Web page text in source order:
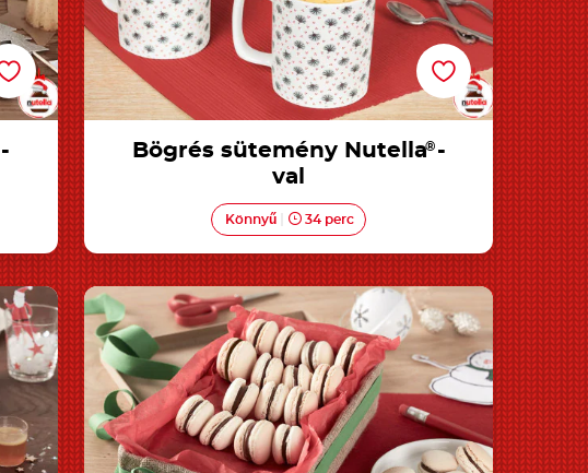
-
Bögrés sütemény Nutella® -
val
Könnyű 34 perc
Macaron Nutella®-val